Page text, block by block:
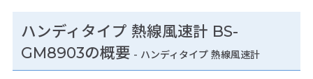
ハンディタイプ 熱線風速計 BS-
GM8903の概要 - ハンディタイプ 熱線風速計